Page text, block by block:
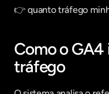
👉 quanto tráfego
Como o
tráfego